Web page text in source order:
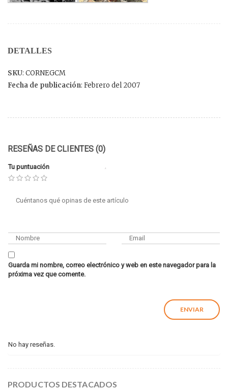
DETALLES
SKU: CORNEGCM
Fecha de publicación: Febrero del 2007
RESEÑAS DE CLIENTES (0)
Tu puntuación
Guarda mi nombre, correo electrónico y web en este navegador para la
próxima vez que comente.
No hay reseñas.
PRODUCTOS DESTACADOS